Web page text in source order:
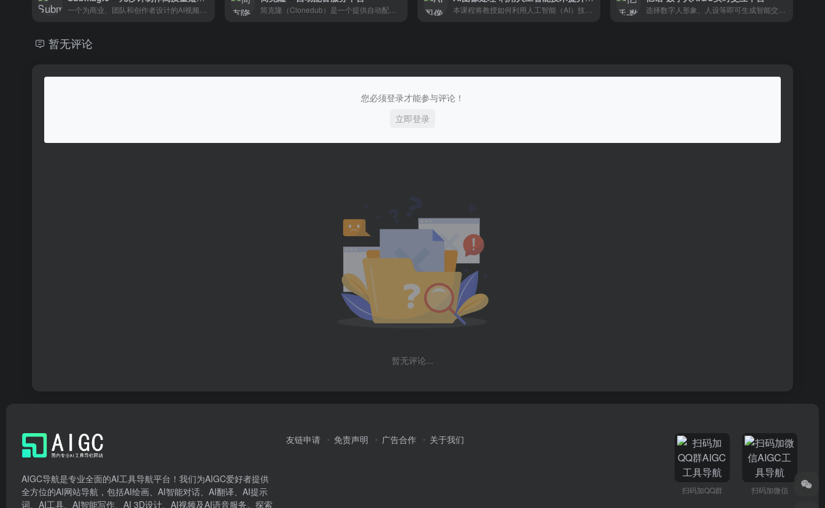
暂无评论
您必须登录才能参与评论！
立即登录
暂无评论...
AIGC导航是专业全面的AI工具导航平台！我们为AIGC爱好者提供
全方位的AI网站导航，包括AI绘画、AI智能对话、AI翻译、AI提示
词、AI工具、AI智能写作、AI 3D设计、AI视频及AI语音服务。探索
友链申请 免责声明 广告合作 关于我们
扫码加QQ群 扫码加微信